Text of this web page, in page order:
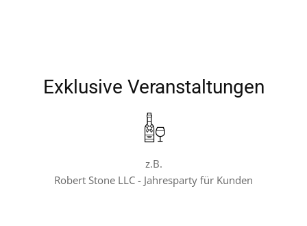
Exklusive Veranstaltungen
z.B.
Robert Stone LLC - Jahresparty für Kunden